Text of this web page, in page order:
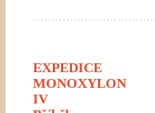
EXPEDICE
MONOXYLON
IV